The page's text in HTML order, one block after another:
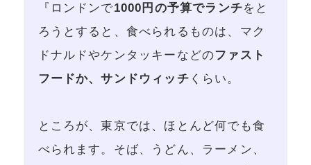
『ロンドンで1000円の予算でランチをと
ろうとすると、食べられるものは、マク
ドナルドやケンタッキーなどのファスト
フードか、サンドウィッチ くらい。
ところが、東京では、ほとんど何でも食
べられます。そば、うどん、ラーメン、